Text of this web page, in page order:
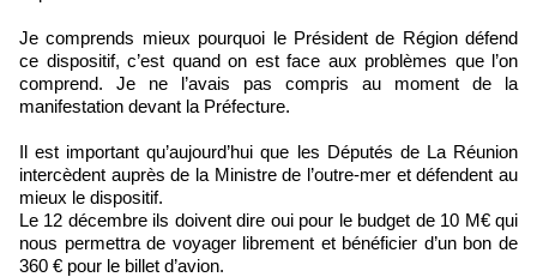
Je comprends mieux pourquoi le Président de Région défend
ce dispositif, c’est quand on est face aux problèmes que l’on
comprend. Je ne l’avais pas compris au moment de la
manifestation devant la Préfecture.
Il est important qu’aujourd’hui que les Députés de La Réunion
intercèdent auprès de la Ministre de l’outre-mer et défendent au
mieux le dispositif.
Le 12 décembre ils doivent dire oui pour le budget de 10 M€ qui
nous permettra de voyager librement et bénéficier d’un bon de
360 € pour le billet d’avion.